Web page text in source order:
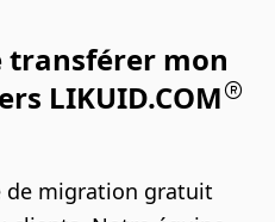
transférer mon
LIKUID.COM
de migration gratuit